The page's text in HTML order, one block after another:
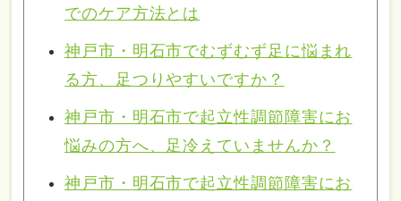
でのケア方法とは
神戸市・明石市でむずむず足に悩まれ
る方、足つりやすいですか？
神戸市・明石市で起立性調節障害にお
悩みの方へ、足冷えていませんか？
神戸市・明石市で起立性調節障害にお